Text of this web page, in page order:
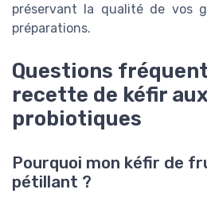
préservant la qualité de vos
préparations.
Questions
recette de kéfir
probiotiques
Pourquoi mon kéfir de
pétillant ?